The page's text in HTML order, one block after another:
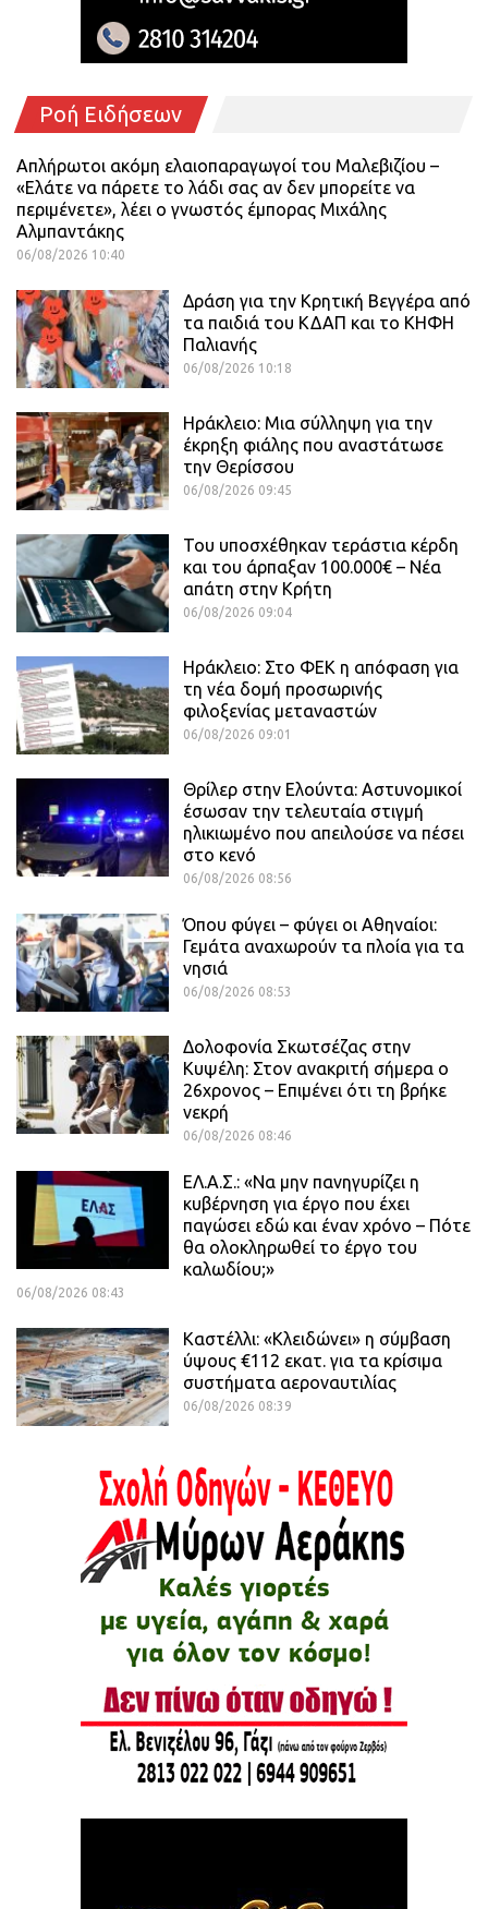
Ροή Ειδήσεων
Απλήρωτοι ακόμη ελαιοπαραγωγοί του Μαλεβιζίου –
«Ελάτε να πάρετε το λάδι σας αν δεν μπορείτε να
περιμένετε», λέει ο γνωστός έμπορας Μιχάλης
Αλμπαντάκης
06/08/2026 10:40
Δράση για την Κρητική Βεγγέρα από
τα παιδιά του ΚΔΑΠ και το ΚΗΦΗ
Παλιανής
06/08/2026 10:18
Ηράκλειο: Μια σύλληψη για την
έκρηξη φιάλης που αναστάτωσε
την Θερίσσου
06/08/2026 09:45
Του υποσχέθηκαν τεράστια κέρδη
και του άρπαξαν 100.000€ – Νέα
απάτη στην Κρήτη
06/08/2026 09:04
Ηράκλειο: Στο ΦΕΚ η απόφαση για
τη νέα δομή προσωρινής
φιλοξενίας μεταναστών
06/08/2026 09:01
Θρίλερ στην Ελούντα: Αστυνομικοί
έσωσαν την τελευταία στιγμή
ηλικιωμένο που απειλούσε να πέσει
στο κενό
06/08/2026 08:56
Όπου φύγει – φύγει οι Αθηναίοι:
Γεμάτα αναχωρούν τα πλοία για τα
νησιά
06/08/2026 08:53
Δολοφονία Σκωτσέζας στην
Κυψέλη: Στον ανακριτή σήμερα ο
26χρονος – Επιμένει ότι τη βρήκε
νεκρή
06/08/2026 08:46
ΕΛ.Α.Σ.: «Να μην πανηγυρίζει η
κυβέρνηση για έργο που έχει
παγώσει εδώ και έναν χρόνο – Πότε
θα ολοκληρωθεί το έργο του
καλωδίου;»
06/08/2026 08:43
Καστέλλι: «Κλειδώνει» η σύμβαση
ύψους €112 εκατ. για τα κρίσιμα
συστήματα αεροναυτιλίας
06/08/2026 08:39